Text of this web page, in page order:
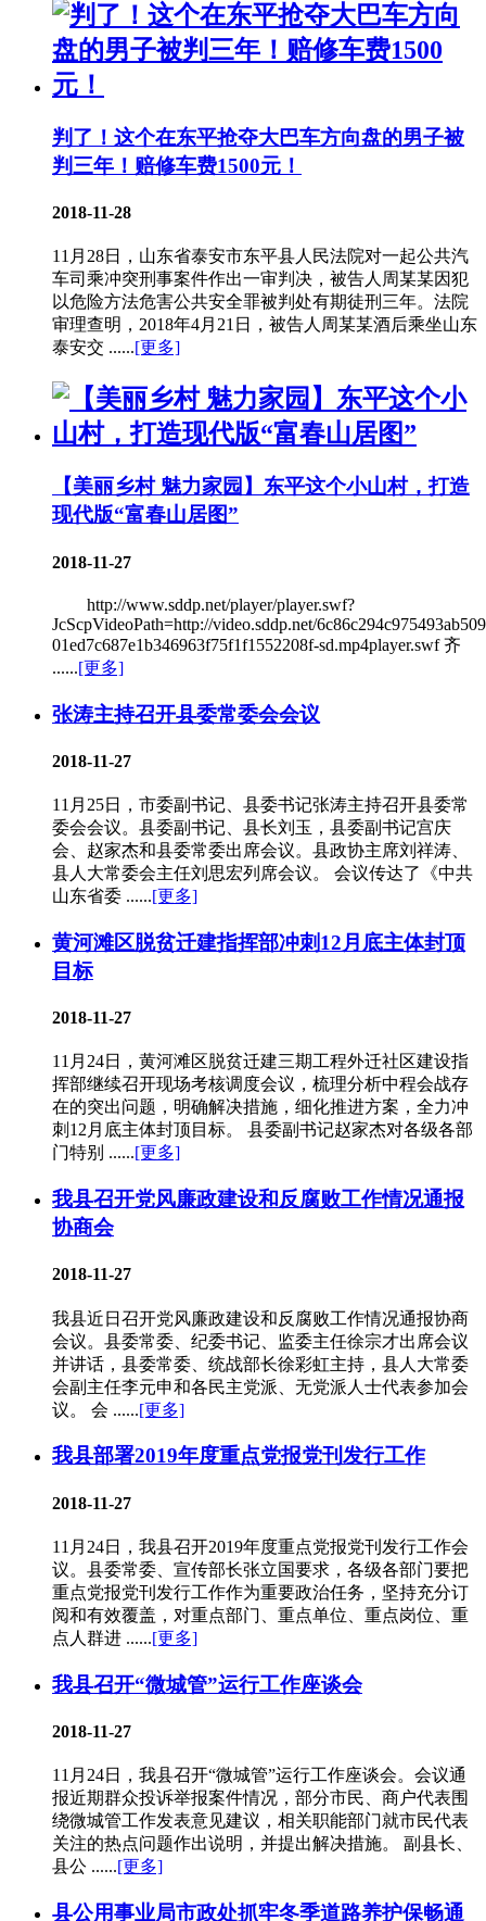
判了！这个在东平抢夺大巴车方向盘的男子被
判三年！赔修车费1500元！
2018-11-28
11月28日，山东省泰安市东平县人民法院对一起公共汽
车司乘冲突刑事案件作出一审判决，被告人周某某因犯
以危险方法危害公共安全罪被判处有期徒刑三年。法院
审理查明，2018年4月21日，被告人周某某酒后乘坐山东
泰安交 ......[更多]
【美丽乡村 魅力家园】东平这个小山村，打造
现代版“富春山居图”
2018-11-27
http://www.sddp.net/player/player.swf?
JcScpVideoPath=http://video.sddp.net/
01ed7c687e1b346963f75f1f1552208f-sd.mp4player.swf 齐
......[更多]
张涛主持召开县委常委会会议
2018-11-27
11月25日，市委副书记、县委书记张涛主持召开县委常
委会会议。县委副书记、县长刘玉，县委副书记宫庆
会、赵家杰和县委常委出席会议。县政协主席刘祥涛、
县人大常委会主任刘思宏列席会议。 会议传达了《中共
山东省委 ......[更多]
黄河滩区脱贫迁建指挥部冲刺12月底主体封顶
目标
2018-11-27
11月24日，黄河滩区脱贫迁建三期工程外迁社区建设指
挥部继续召开现场考核调度会议，梳理分析中程会战存
在的突出问题，明确解决措施，细化推进方案，全力冲
刺12月底主体封顶目标。 县委副书记赵家杰对各级各部
门特别 ......[更多]
我县召开党风廉政建设和反腐败工作情况通报
协商会
2018-11-27
我县近日召开党风廉政建设和反腐败工作情况通报协商
会议。县委常委、纪委书记、监委主任徐宗才出席会议
并讲话，县委常委、统战部长徐彩虹主持，县人大常委
会副主任李元申和各民主党派、无党派人士代表参加会
议。 会 ......[更多]
我县部署2019年度重点党报党刊发行工作
2018-11-27
11月24日，我县召开2019年度重点党报党刊发行工作会
议。县委常委、宣传部长张立国要求，各级各部门要把
重点党报党刊发行工作作为重要政治任务，坚持充分订
阅和有效覆盖，对重点部门、重点单位、重点岗位、重
点人群进 ......[更多]
我县召开“微城管”运行工作座谈会
2018-11-27
11月24日，我县召开“微城管”运行工作座谈会。会议通
报近期群众投诉举报案件情况，部分市民、商户代表围
绕微城管工作发表意见建议，相关职能部门就市民代表
关注的热点问题作出说明，并提出解决措施。 副县长、
县公 ......[更多]
县公用事业局市政处抓牢冬季道路养护保畅通